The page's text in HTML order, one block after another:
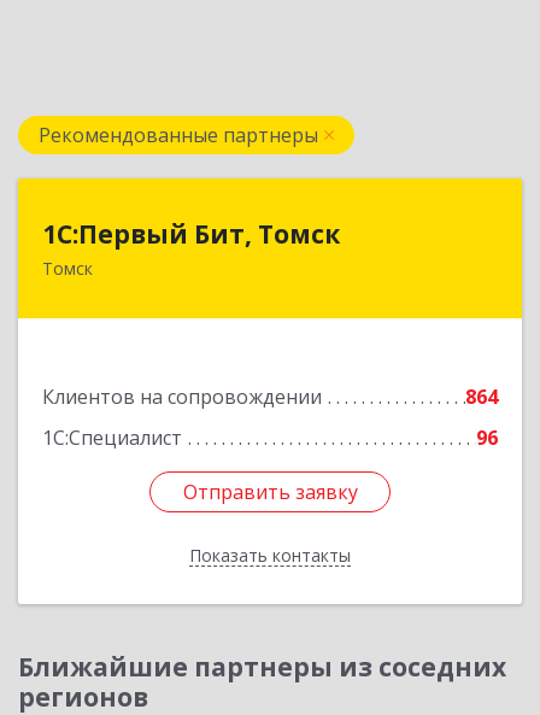
Рекомендованные партнеры
1С:Первый Бит, Томск
Томск
Клиентов на сопровождении
864
1С:Специалист
96
Отправить заявку
Показать контакты
634041, Томская обл, Томск г, Кирова пр-кт,
Отправить заявку
Назад
Ближайшие партнеры из соседних
регионов